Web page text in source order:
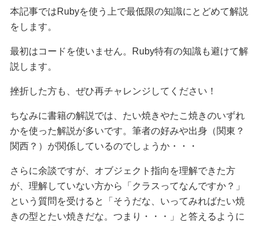
本記事ではRubyを使う上で最低限の知識にとどめて解説
をします。
最初はコードを使いません。Ruby特有の知識も避けて解
説します。
挫折した方も、ぜひ再チャレンジしてください！
ちなみに書籍の解説では、たい焼きやたこ焼きのいずれ
かを使った解説が多いです。筆者の好みや出身（関東？
関西？）が関係しているのでしょうか・・・
さらに余談ですが、オブジェクト指向を理解できた方
が、理解していない方から「クラスってなんですか？」
という質問を受けると「そうだな、いってみればたい焼
きの型とたい焼きだな。つまり・・・」と答えるように